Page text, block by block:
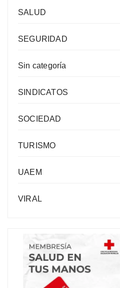
SALUD
SEGURIDAD
Sin categoría
SINDICATOS
SOCIEDAD
TURISMO
UAEM
VIRAL